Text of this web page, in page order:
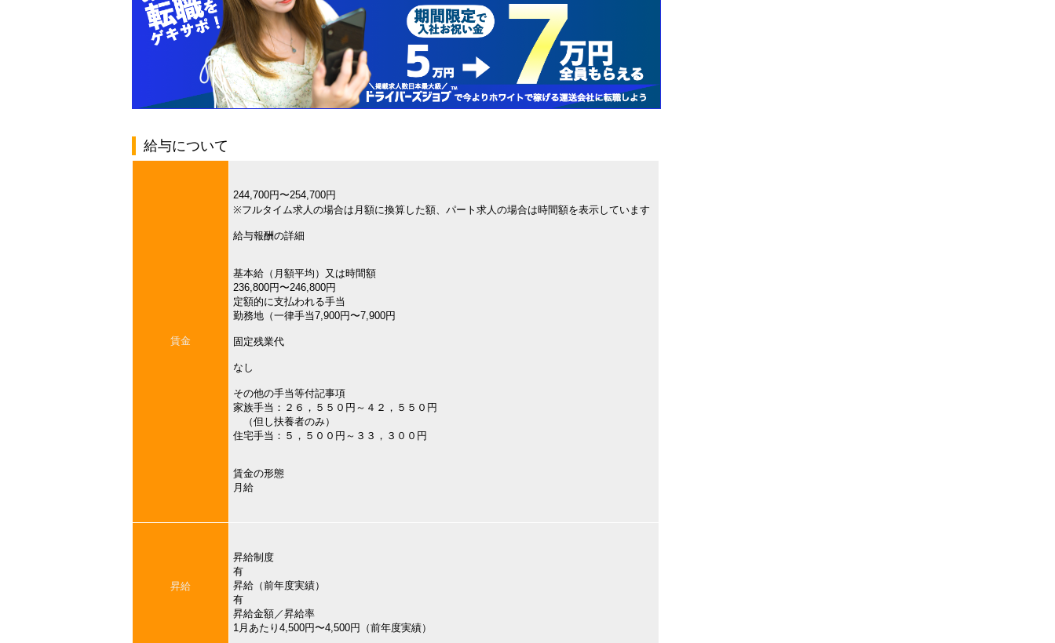
給与について
賃金
244,700円〜254,700円
※フルタイム求人の場合は月額に換算した額、パート求人の場合は時間額を表示しています
給与報酬の詳細
基本給（月額平均）又は時間額
236,800円〜246,800円
定額的に支払われる手当
勤務地（一律手当7,900円〜7,900円
固定残業代
なし
その他の手当等付記事項
家族手当：２６，５５０円～４２，５５０円
（但し扶養者のみ）
住宅手当：５，５００円～３３，３００円
賃金の形態
月給
昇給
昇給制度
有
昇給（前年度実績）
有
昇給金額／昇給率
1月あたり4,500円〜4,500円（前年度実績）